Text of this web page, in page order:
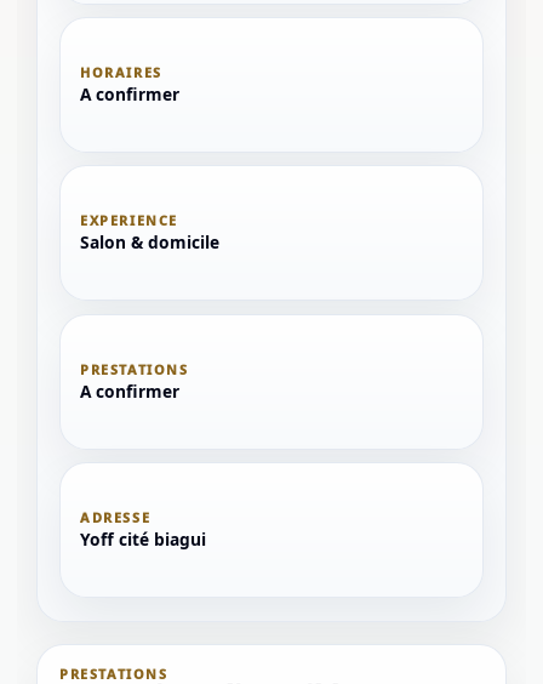
HORAIRES
A confirmer
EXPERIENCE
Salon & domicile
PRESTATIONS
A confirmer
ADRESSE
Yoff cité biagui
PRESTATIONS